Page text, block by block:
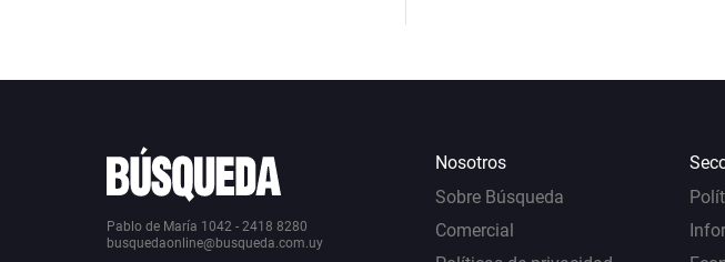
Pablo de María 1042 - 2418 8280
busquedaonline@busqueda.com.uy
Nosotros
Sobre Búsqueda
Comercial